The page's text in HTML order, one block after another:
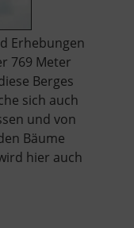
Erhebungen
769 Meter
Berges
sich auch
und von
Bäume
hier auch